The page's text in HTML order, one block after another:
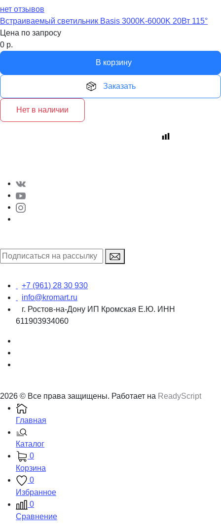
нет отзывов
Встраиваемый светильник Basis 3000K-6000K 20Вт 115°
Цена по запросу
0 р.
В корзину
Заказать
Нет в наличии
+7 (961) 28 30 930
info@kromart.ru
г. Ростов-на-Дону ИП Кромская Е.Ю. ИНН
611903934060
2026 © Все права защищены. Работает на ReadyScript
Главная
Каталог
0
Корзина
0
Избранное
0
Сравнение